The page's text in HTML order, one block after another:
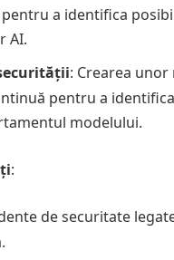
a identifica
AI.
: Crearea unor
pentru a
modelului.
:
de securitate